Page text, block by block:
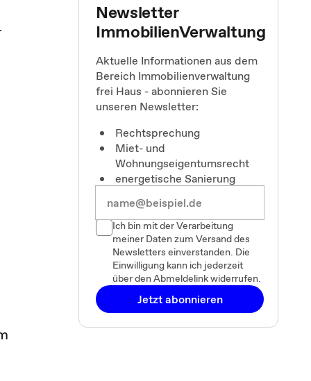
Newsletter
ImmobilienVerwaltung
Aktuelle Informationen aus dem
Bereich Immobilienverwaltung
frei Haus - abonnieren Sie
unseren Newsletter:
Rechtsprechung
Miet- und
Wohnungseigentumsrecht
energetische Sanierung
Ich bin mit der Verarbeitung
meiner Daten zum Versand des
Newsletters einverstanden. Die
Einwilligung kann ich jederzeit
über den Abmeldelink widerrufen.
Jetzt abonnieren